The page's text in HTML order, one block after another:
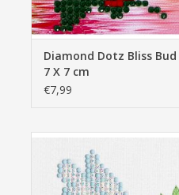
Diamond Dotz Bliss Bud
7 X 7 cm
€7,99
X 10 cm
TOEVOEGEN AAN